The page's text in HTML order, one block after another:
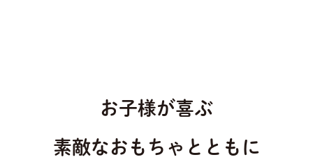
お子様が喜ぶ
素敵なおもちゃとともに